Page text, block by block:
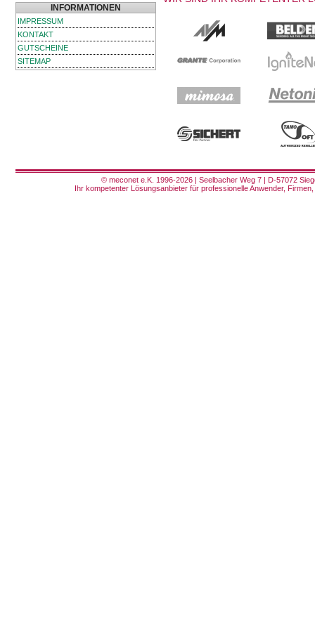
INFORMATIONEN
IMPRESSUM
KONTAKT
GUTSCHEINE
SITEMAP
© meconet e.K. 1996-2026 | Seelbacher Weg 7 | D-57072
Ihr kompetenter Lösungsanbieter für professionelle Anwender,